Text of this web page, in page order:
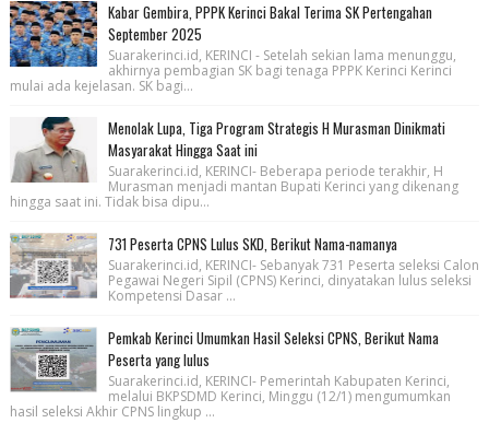
Kabar Gembira, PPPK Kerinci Bakal Terima SK Pertengahan
September 2025
Suarakerinci.id, KERINCI - Setelah sekian lama menunggu,
akhirnya pembagian SK bagi tenaga PPPK Kerinci Kerinci
mulai ada kejelasan. SK bagi...
Menolak Lupa, Tiga Program Strategis H Murasman Dinikmati
Masyarakat Hingga Saat ini
Suarakerinci.id, KERINCI- Beberapa periode terakhir, H
Murasman menjadi mantan Bupati Kerinci yang dikenang
hingga saat ini. Tidak bisa dipu...
731 Peserta CPNS Lulus SKD, Berikut Nama-namanya
Suarakerinci.id, KERINCI- Sebanyak 731 Peserta seleksi Calon
Pegawai Negeri Sipil (CPNS) Kerinci, dinyatakan lulus seleksi
Kompetensi Dasar ...
Pemkab Kerinci Umumkan Hasil Seleksi CPNS, Berikut Nama
Peserta yang lulus
Suarakerinci.id, KERINCI- Pemerintah Kabupaten Kerinci,
melalui BKPSDMD Kerinci, Minggu (12/1) mengumumkan
hasil seleksi Akhir CPNS lingkup ...